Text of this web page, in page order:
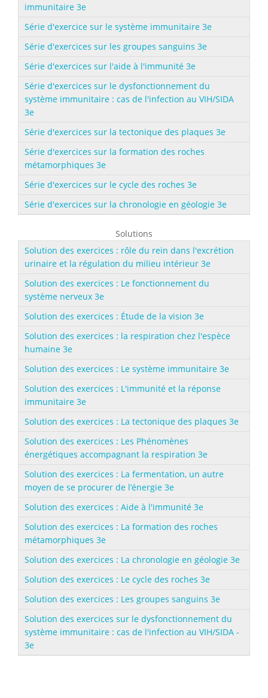
immunitaire 3e
Série d'exercice sur le système immunitaire 3e
Série d'exercices sur les groupes sanguins 3e
Série d'exercices sur l'aide à l'immunité 3e
Série d'exercices sur le dysfonctionnement du
système immunitaire : cas de l'infection au VIH/SIDA
3e
Série d'exercices sur la tectonique des plaques 3e
Série d'exercices sur la formation des roches
métamorphiques 3e
Série d'exercices sur le cycle des roches 3e
Série d'exercices sur la chronologie en géologie 3e
Solutions
Solution des exercices : rôle du rein dans l'excrétion
urinaire et la régulation du milieu intérieur 3e
Solution des exercices : Le fonctionnement du
système nerveux 3e
Solution des exercices : Étude de la vision 3e
Solution des exercices : la respiration chez l'espèce
humaine 3e
Solution des exercices : Le système immunitaire 3e
Solution des exercices : L'immunité et la réponse
immunitaire 3e
Solution des exercices : La tectonique des plaques 3e
Solution des exercices : Les Phénomènes
énergétiques accompagnant la respiration 3e
Solution des exercices : La fermentation, un autre
moyen de se procurer de l’énergie 3e
Solution des exercices : Aide à l'immunité 3e
Solution des exercices : La formation des roches
métamorphiques 3e
Solution des exercices : La chronologie en géologie 3e
Solution des exercices : Le cycle des roches 3e
Solution des exercices : Les groupes sanguins 3e
Solution des exercices sur le dysfonctionnement du
système immunitaire : cas de l'infection au VIH/SIDA -
3e